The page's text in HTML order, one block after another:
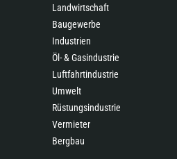
Landwirtschaft
Baugewerbe
Industrien
Öl- & Gasindustrie
Luftfahrtindustrie
Umwelt
Rüstungsindustrie
Vermieter
Bergbau